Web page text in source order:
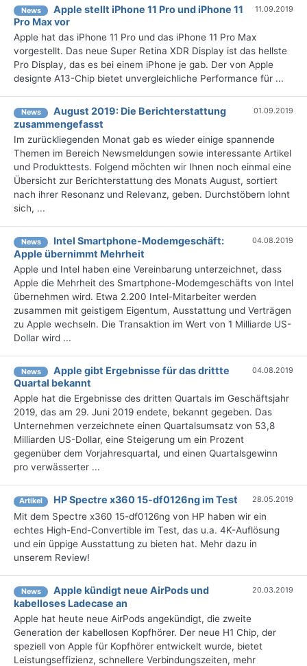
News
Apple stellt iPhone 11 Pro und iPhone 11
Pro Max vor
11.09.2019
Apple hat das iPhone 11 Pro und das iPhone 11 Pro Max
vorgestellt. Das neue Super Retina XDR Display ist das hellste
Pro Display, das es bei einem iPhone je gab. Der von Apple
designte A13-Chip bietet unvergleichliche Performance für ...
News
August 2019: Die Berichterstattung
zusammengefasst
01.09.2019
Im zurückliegenden Monat gab es wieder einige spannende
Themen im Bereich Newsmeldungen sowie interessante Artikel
und Produkttests. Folgend möchten wir Ihnen noch einmal eine
Übersicht zur Berichterstattung des Monats August, sortiert
nach ihrer Resonanz und Relevanz, geben. Durchstöbern lohnt
sich, ...
News
Intel Smartphone-Modemgeschäft:
Apple übernimmt Mehrheit
04.08.2019
Apple und Intel haben eine Vereinbarung unterzeichnet, dass
Apple die Mehrheit des Smartphone-Modemgeschäfts von Intel
übernehmen wird. Etwa 2.200 Intel-Mitarbeiter werden
zusammen mit geistigem Eigentum, Ausstattung und Verträgen
zu Apple wechseln. Die Transaktion im Wert von 1 Milliarde US-
Dollar wird ...
News
Apple gibt Ergebnisse für das drittte
Quartal bekannt
04.08.2019
Apple hat die Ergebnisse des dritten Quartals im Geschäftsjahr
2019, das am 29. Juni 2019 endete, bekannt gegeben. Das
Unternehmen verzeichnete einen Quartalsumsatz von 53,8
Milliarden US-Dollar, eine Steigerung um ein Prozent
gegenüber dem Vorjahresquartal, und einen Quartalsgewinn
pro verwässerter ...
Artikel HP Spectre x360 15-df0126ng im Test 28.05.2019
Mit dem Spectre x360 15-df0126ng von HP haben wir ein
echtes High-End-Convertible im Test, das u.a. 4K-Auflösung
und ein üppige Ausstattung zu bieten hat. Mehr dazu in
unserem Review!
News
Apple kündigt neue AirPods und
kabelloses Ladecase an
20.03.2019
Apple hat heute neue AirPods angekündigt, die zweite
Generation der kabellosen Kopfhörer. Der neue H1 Chip, der
speziell von Apple für Kopfhörer entwickelt wurde, bietet
Leistungseffizienz, schnellere Verbindungszeiten, mehr